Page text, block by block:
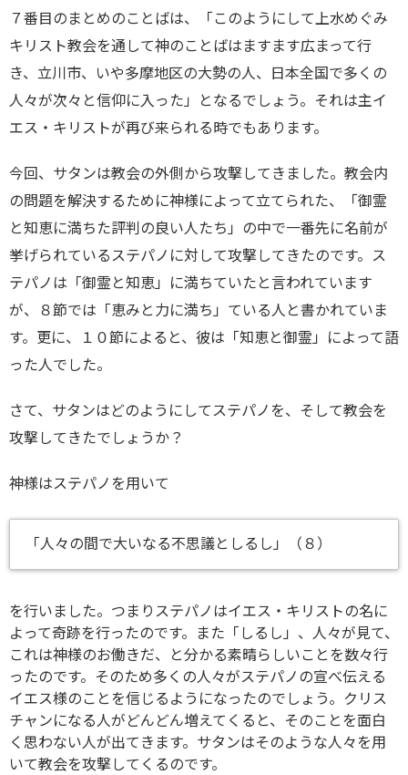
７番目のまとめのことばは、「このようにして上水めぐみ
キリスト教会を通して神のことばはますます広まって行
き、立川市、いや多摩地区の大勢の人、日本全国で多くの
人々が次々と信仰に入った」となるでしょう。それは主イ
エス・キリストが再び来られる時でもあります。
今回、サタンは教会の外側から攻撃してきました。教会内
の問題を解決するために神様によって立てられた、「御霊
と知恵に満ちた評判の良い人たち」の中で一番先に名前が
挙げられているステパノに対して攻撃してきたのです。ス
テパノは「御霊と知恵」に満ちていたと言われています
が、８節では「恵みと力に満ち」ている人と書かれていま
す。更に、１０節によると、彼は「知恵と御霊」によって語
った人でした。
さて、サタンはどのようにしてステパノを、そして教会を
攻撃してきたでしょうか？
神様はステパノを用いて
「人々の間で大いなる不思議としるし」（８）
を行いました。つまりステパノはイエス・キリストの名に
よって奇跡を行ったのです。また「しるし」、人々が見て、
これは神様のお働きだ、と分かる素晴らしいことを数々行
ったのです。そのため多くの人々がステパノの宣べ伝える
イエス様のことを信じるようになったのでしょう。クリス
チャンになる人がどんどん増えてくると、そのことを面白
く思わない人が出てきます。サタンはそのような人々を用
いて教会を攻撃してくるのです。